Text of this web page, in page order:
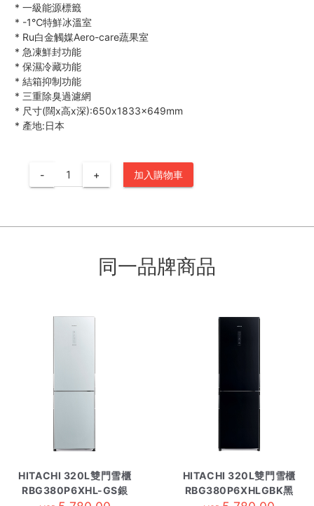
* 一級能源標籤
* -1℃特鮮冰溫室
* Ru白金觸媒Aero-care蔬果室
* 急凍鮮封功能
* 保濕冷藏功能
* 結箱抑制功能
* 三重除臭過濾網
* 尺寸(闊x高x深):650x1833x649mm
* 產地:日本
- + 加入購物車
同一品牌商品
HITACHI 320L雙門雪櫃
RBG380P6XHL-GS銀
HITACHI 320L雙門雪櫃
RBG380P6XHLGBK黑